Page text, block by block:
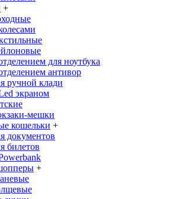
+
для ноутбука
антивор
ручной клади
экраном
мешки
кошельки +
документов
билетов
+